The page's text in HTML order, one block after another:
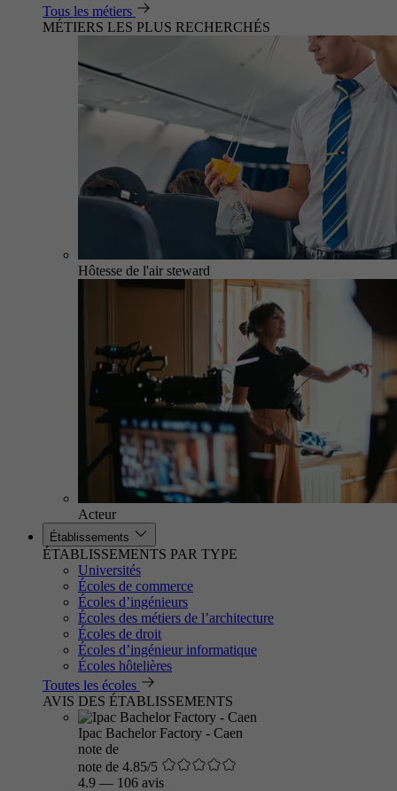
Tous les métiers
MÉTIERS LES PLUS RECHERCHÉS
Hôtesse de l'air steward
Acteur
Établissements
ÉTABLISSEMENTS PAR TYPE
Universités
Écoles de commerce
Écoles d’ingénieurs
Écoles des métiers de l’architecture
Écoles de droit
Écoles d’ingénieur informatique
Écoles hôtelières
Toutes les écoles
AVIS DES ÉTABLISSEMENTS
Ipac Bachelor Factory - Caen
note de
note de 4.85/5
4.9 — 106 avis